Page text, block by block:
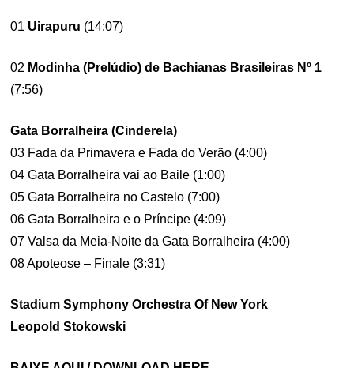
01 Uirapuru (14:07)
02 Modinha (Prelúdio) de Bachianas Brasileiras Nº 1
(7:56)
Gata Borralheira (Cinderela)
03 Fada da Primavera e Fada do Verão (4:00)
04 Gata Borralheira vai ao Baile (1:00)
05 Gata Borralheira no Castelo (7:00)
06 Gata Borralheira e o Príncipe (4:09)
07 Valsa da Meia-Noite da Gata Borralheira (4:00)
08 Apoteose – Finale (3:31)
Stadium Symphony Orchestra Of New York
Leopold Stokowski